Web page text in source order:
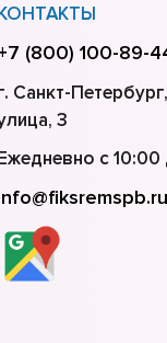
(800) 100-89-
Санкт-
3
с